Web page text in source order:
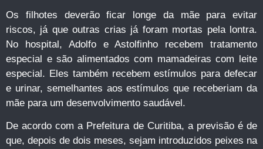
Os filhotes deverão ficar longe da mãe para evitar
riscos, já que outras crias já foram mortas pela lontra.
No hospital, Adolfo e Astolfinho recebem tratamento
especial e são alimentados com mamadeiras com leite
especial. Eles também recebem estímulos para defecar
e urinar, semelhantes aos estímulos que receberiam da
mãe para um desenvolvimento saudável.
De acordo com a Prefeitura de Curitiba, a previsão é de
que, depois de dois meses, sejam introduzidos peixes na